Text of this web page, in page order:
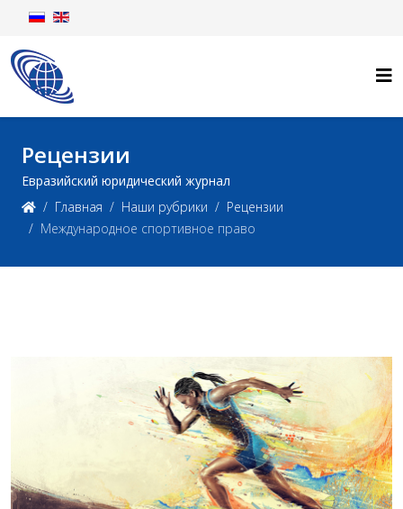
Рецензии
Евразийский юридический журнал
Главная
Наши рубрики
Рецензии
Международное спортивное право